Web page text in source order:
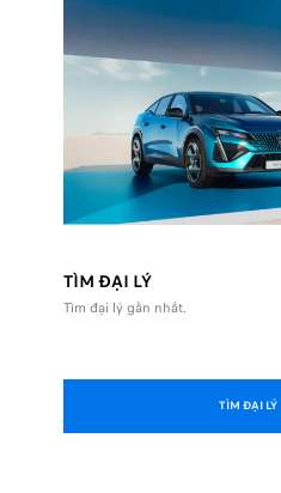
TÌM ĐẠI LÝ
Tìm đại lý gần nhất.
TÌM ĐẠI LÝ